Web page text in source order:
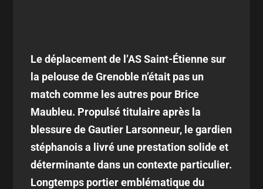
Le déplacement de l’AS Saint-Étienne sur
la pelouse de Grenoble n’était pas un
match comme les autres pour Brice
Maubleu. Propulsé titulaire après la
blessure de Gautier Larsonneur, le gardien
stéphanois a livré une prestation solide et
déterminante dans un contexte particulier.
Longtemps portier emblématique du